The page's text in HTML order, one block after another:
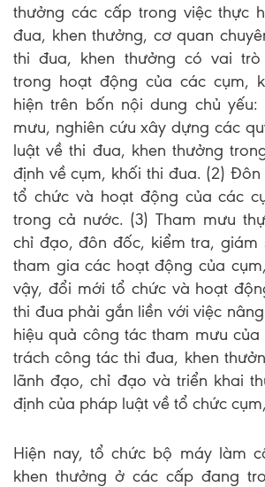
thưởng các cấp trong việc thực
đua, khen thưởng, cơ quan
thi đua, khen thưởng có vai
trong hoạt động của các cụm,
hiện trên bốn nội dung chủ yếu:
mưu, nghiên cứu xây dựng các
luật về thi đua, khen thưởng
định về cụm, khối thi đua. (2)
tổ chức và hoạt động của các
trong cả nước. (3) Tham mưu
chỉ đạo, đôn đốc, kiểm tra, giám
tham gia các hoạt động của
vậy, đổi mới tổ chức và hoạt
thi đua phải gắn liền với việc
hiệu quả công tác tham mưu của
trách công tác thi đua, khen
lãnh đạo, chỉ đạo và triển khai
định của pháp luật về tổ chức
Hiện nay, tổ chức bộ máy làm
khen thưởng ở các cấp đang